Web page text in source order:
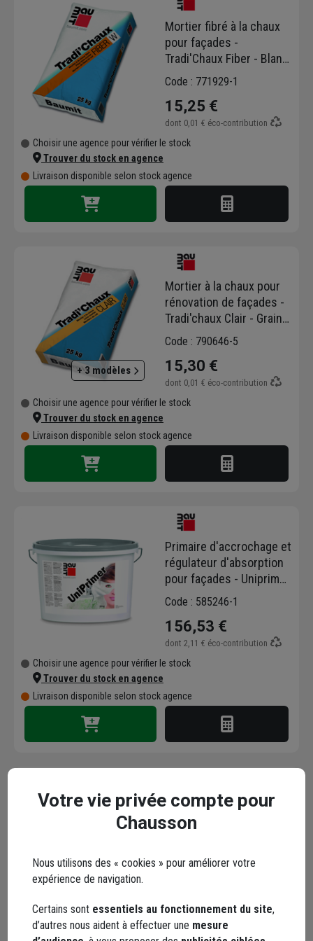
Mortier fibré à la chaux
pour façades -
Tradi'Chaux Fiber - Blanc
- sac de 25 kg
Code : 771929-1
15,25 €
dont 0,01 € éco-contribution
Choisir une agence pour vérifier le stock
Trouver du stock en agence
Livraison disponible selon stock agence
+ 3 modèles
Mortier à la chaux pour
rénovation de façades -
Tradi'chaux Clair - Grain
moyen - Oslo - sac de 25
Code : 790646-5
15,30 €
dont 0,01 € éco-contribution
Choisir une agence pour vérifier le stock
Trouver du stock en agence
Livraison disponible selon stock agence
Primaire d'accrochage et
régulateur d'absorption
pour façades - Uniprimer
Baumit - seau de 25 kg
Code : 585246-1
156,53 €
dont 2,11 € éco-contribution
Choisir une agence pour vérifier le stock
Trouver du stock en agence
Livraison disponible selon stock agence
Sous-enduit au ciment-
chaux gris -
parties enterrées -
Cement'in MPA 62 SB -
Code : 699765-1
dont0,01 € éco-contribution
Choisir une agence pour vérifier le stock
Trouver du stock en agence
Votre vie privée compte pour
Chausson
Nous utilisons des « cookies » pour améliorer votre
expérience de navigation.
Certains sont essentiels au fonctionnement du site,
d’autres nous aident à effectuer une mesure